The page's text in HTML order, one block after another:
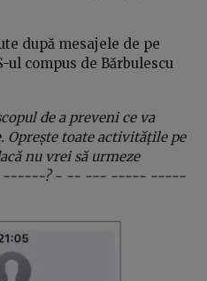
după mesajele de pe
ul compus de Bărbulescu
de a preveni ce va
Oprește toate activitățile pe
nu vrei să urmeze
------? - -- --- ----- -----